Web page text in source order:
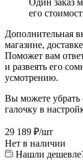
его
Дополнительная
магазине,
Поможет вам
и развеять его
усмотрению.
Вы можете убрать
галочку в
29 189 ₽/шт
Нет в наличии
Нашли